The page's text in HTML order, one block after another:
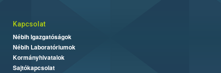
Kapcsolat
Nébih Igazgatóságok
Nébih Laboratóriumok
Kormányhivatalok
Sajtókapcsolat